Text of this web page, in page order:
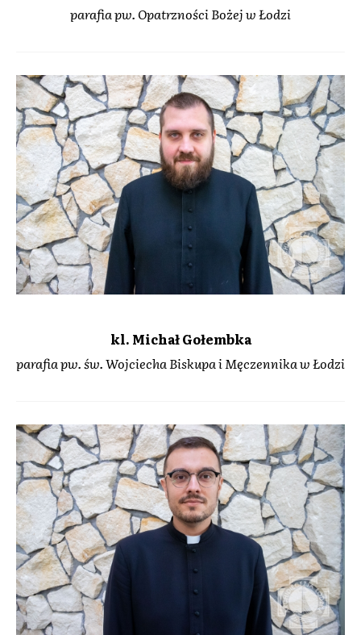
parafia pw. Opatrzności Bożej w Łodzi
kl. Michał Gołembka
parafia pw. św. Wojciecha Biskupa i Męczennika w Łodzi